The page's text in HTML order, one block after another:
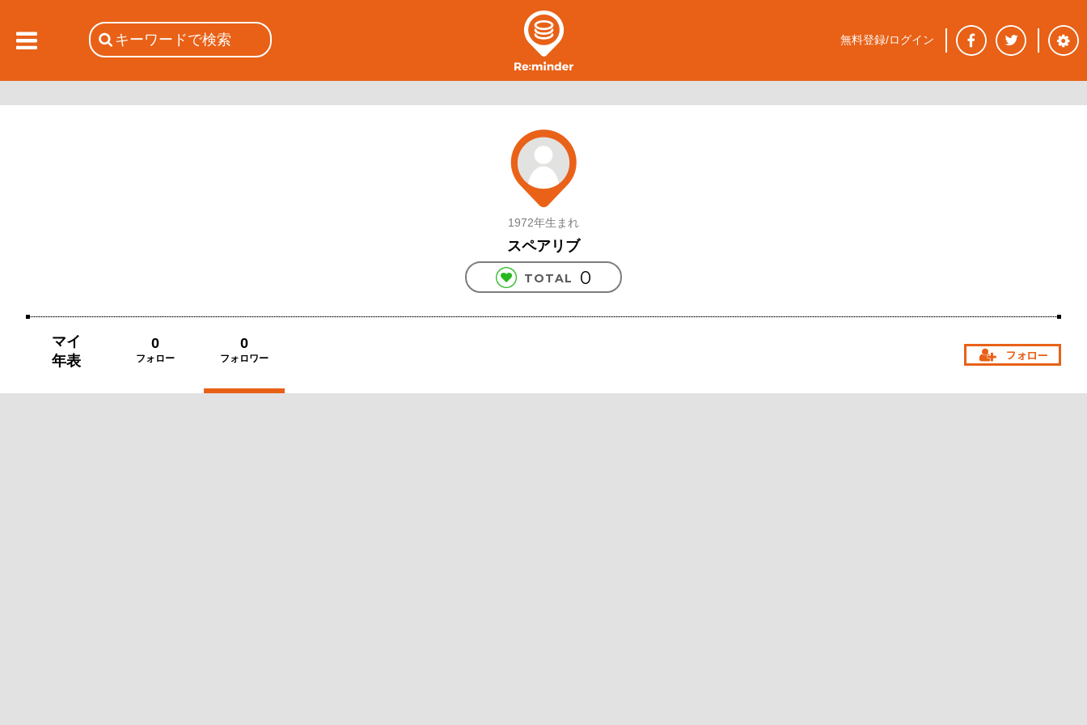
1972年生まれ
スペアリブ
TOTAL 0
マイ
年表
0
フォロー
0
フォロワー
無料登録/ログイン